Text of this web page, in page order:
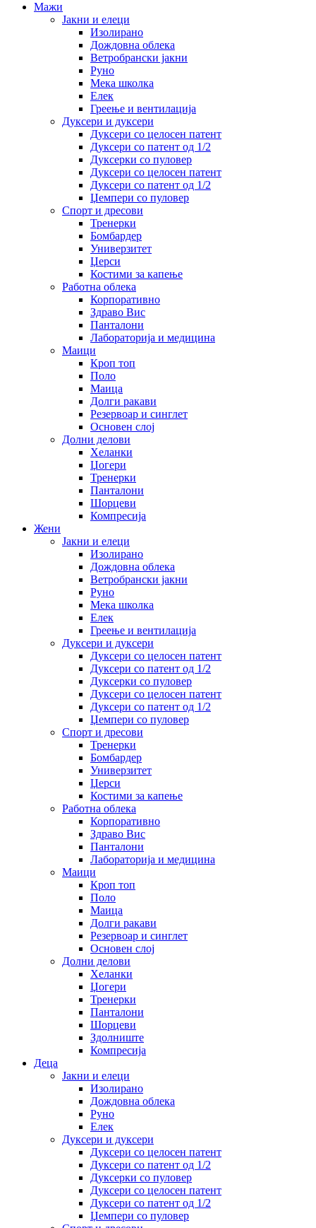
Мажи
Јакни и елеци
Изолирано
Дождовна облека
Ветробрански јакни
Руно
Мека школка
Елек
Греење и вентилација
Дуксери и дуксери
Дуксери со целосен патент
Дуксери со патент од 1/2
Дуксерки со пуловер
Дуксери со целосен патент
Дуксери со патент од 1/2
Џемпери со пуловер
Спорт и дресови
Тренерки
Бомбардер
Универзитет
Џерси
Костими за капење
Работна облека
Корпоративно
Здраво Вис
Панталони
Лабораторија и медицина
Маици
Кроп топ
Поло
Маица
Долги ракави
Резервоар и синглет
Основен слој
Долни делови
Хеланки
Џогери
Тренерки
Панталони
Шорцеви
Компресија
Жени
Јакни и елеци
Изолирано
Дождовна облека
Ветробрански јакни
Руно
Мека школка
Елек
Греење и вентилација
Дуксери и дуксери
Дуксери со целосен патент
Дуксери со патент од 1/2
Дуксерки со пуловер
Дуксери со целосен патент
Дуксери со патент од 1/2
Џемпери со пуловер
Спорт и дресови
Тренерки
Бомбардер
Универзитет
Џерси
Костими за капење
Работна облека
Корпоративно
Здраво Вис
Панталони
Лабораторија и медицина
Маици
Кроп топ
Поло
Маица
Долги ракави
Резервоар и синглет
Основен слој
Долни делови
Хеланки
Џогери
Тренерки
Панталони
Шорцеви
Здолниште
Компресија
Деца
Јакни и елеци
Изолирано
Дождовна облека
Руно
Елек
Дуксери и дуксери
Дуксери со целосен патент
Дуксери со патент од 1/2
Дуксерки со пуловер
Дуксери со целосен патент
Дуксери со патент од 1/2
Џемпери со пуловер